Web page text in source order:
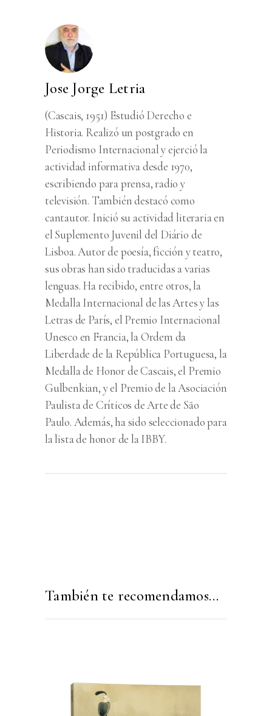
Jose Jorge Letria
(Cascais, 1951) Estudió Derecho e
Historia. Realizó un postgrado en
Periodismo Internacional y ejerció la
actividad informativa desde 1970,
escribiendo para prensa, radio y
televisión. También destacó como
cantautor. Inició su actividad literaria en
el Suplemento Juvenil del Diário de
Lisboa. Autor de poesía, ficción y teatro,
sus obras han sido traducidas a varias
lenguas. Ha recibido, entre otros, la
Medalla Internacional de las Artes y las
Letras de París, el Premio Internacional
Unesco en Francia, la Ordem da
Liberdade de la República Portuguesa, la
Medalla de Honor de Cascais, el Premio
Gulbenkian, y el Premio de la Asociación
Paulista de Críticos de Arte de São
Paulo. Además, ha sido seleccionado para
la lista de honor de la IBBY.
También te recomendamos…